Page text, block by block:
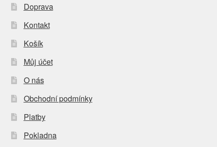
Doprava
Kontakt
Košík
Můj účet
O nás
Obchodní podmínky
Platby
Pokladna